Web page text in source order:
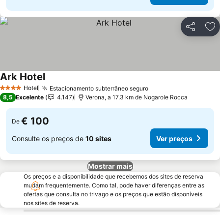
Partilhar
4 EstrelasHotel Estacionamento subterrâneo seguro
Ark Hotel
8,5 Excelente 4.147 Verona, a 17.3 km de Nogarole Rocca
De € 100
Consulte os preços de 10 sites Ver preços
Mostrar mais
Os preços e a disponibilidade que recebemos dos sites de reserva
mudam frequentemente. Como tal, pode haver diferenças entre as
ofertas que consulta no trivago e os preços que estão disponíveis
nos sites de reserva.